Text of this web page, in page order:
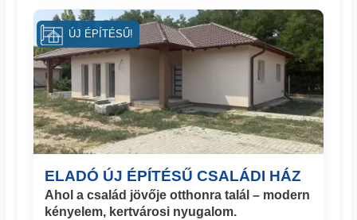
ELADÓ ÚJ ÉPÍTÉSŰ CSALÁDI HÁZ
Ahol a család jövője otthonra talál – modern
kényelem, kertvárosi nyugalom.
ÚJ ÉPÍTÉSŰ!